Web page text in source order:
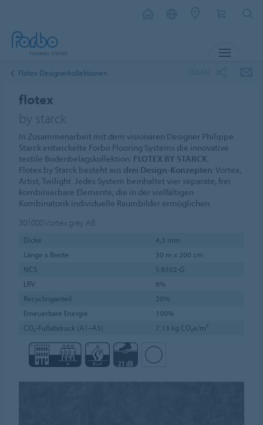
Flotex Designerkollektionen
flotex
by starck
In Zusammenarbeit mit dem visionären Designer Philippe
Starck entwickelte Forbo Flooring Systems die innovative
textile Bodenbelagskollektion: FLOTEX BY STARCK.
Flotex by Starck besteht aus drei Design-Konzepten: Vortex,
Artist, Twilight. Jedes System beinhaltet vier separate, frei
kombinierbare Elemente, die in der vielfältigen
Kombinatorik individuelle Raumbilder ermöglichen.
301000Vortex grey AB
Dicke
4,3 mm
Länge x Breite
30 m x 200 cm
NCS
S 8502-G
LRV
6%
Recyclinganteil
20%
Erneuerbare Energie
100%
CO₂-Fußabdruck (A1–A3)
7,13 kg CO₂e/m²